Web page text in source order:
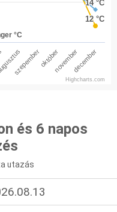
12 °C
12 °C
14 °C
14 °C
°C
szepemberoktóbernovemberdecember
Highcharts.com
és 6 napos
utazás